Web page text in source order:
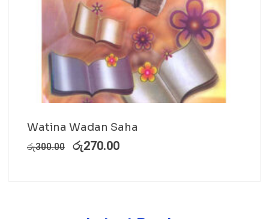
Watina Wadan Saha
රු300.00 රු270.00